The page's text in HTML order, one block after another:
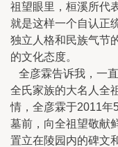
祖望眼里，桓溪所代
就是这样一个自认正
独立人格和民族气节
的文化态度。
全彦霖告诉我，一
全氏家族的大名人全
情，全彦霖于2011年
墓前，向全祖望敬献
置立在陵园内的碑文